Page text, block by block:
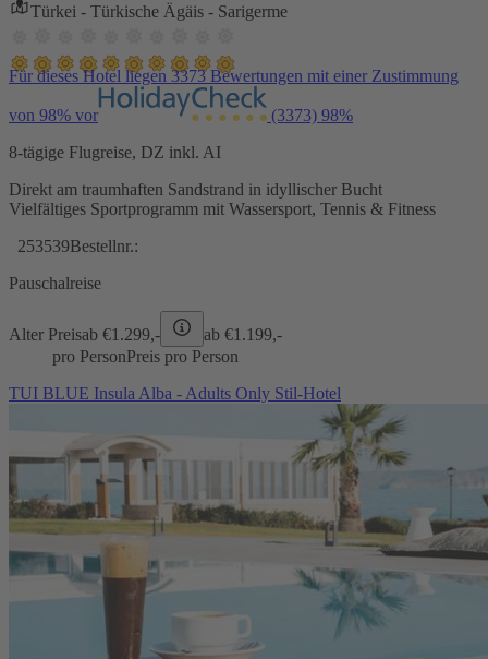
Türkei - Türkische Ägäis - Sarigerme
Für dieses Hotel liegen 3373 Bewertungen mit einer Zustimmung
von 98% vor (3373) 98%
8-tägige Flugreise, DZ inkl. AI
Direkt am traumhaften Sandstrand in idyllischer Bucht
Vielfältiges Sportprogramm mit Wassersport, Tennis & Fitness
253539Bestellnr.:
Pauschalreise
Alter Preisab €1.299,- ab €1.199,-
pro PersonPreis pro Person
TUI BLUE Insula Alba - Adults Only Stil-Hotel